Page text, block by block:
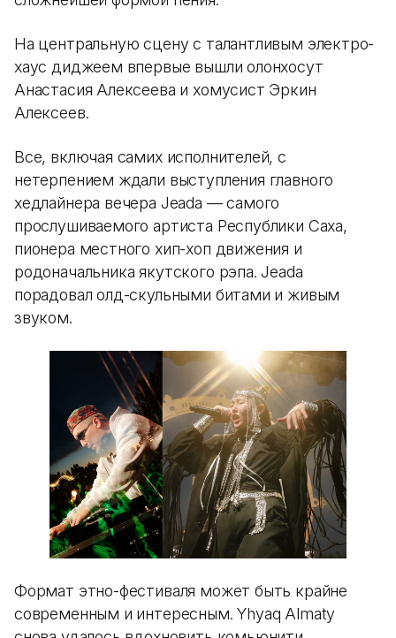
На центральную сцену с талантливым электро-
хаус диджеем впервые вышли олонхосут
Анастасия Алексеева и хомусист Эркин
Алексеев.
Все, включая самих исполнителей, с
нетерпением ждали выступления главного
хедлайнера вечера Jeada — самого
прослушиваемого артиста Республики Саха,
пионера местного хип-хоп движения и
родоначальника якутского рэпа. Jeada
порадовал олд-скульными битами и живым
звуком.
Формат этно-фестиваля может быть крайне
современным и интересным. Yhyaq Almaty